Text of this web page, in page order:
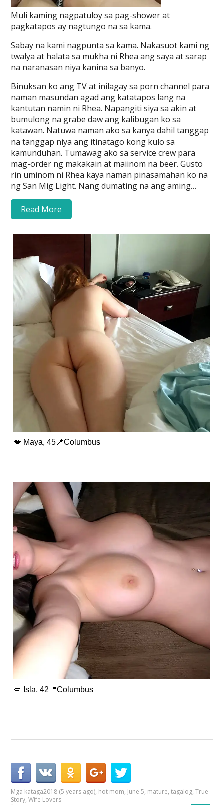
Muli kaming nagpatuloy sa pag-shower at
pagkatapos ay nagtungo na sa kama.
Sabay na kami nagpunta sa kama. Nakasuot kami ng
twalya at halata sa mukha ni Rhea ang saya at sarap
na naranasan niya kanina sa banyo.
Binuksan ko ang TV at inilagay sa porn channel para
naman masundan agad ang katatapos lang na
kantutan namin ni Rhea. Napangiti siya sa akin at
bumulong na grabe daw ang kalibugan ko sa
katawan. Natuwa naman ako sa kanya dahil tanggap
na tanggap niya ang itinatago kong kulo sa
kamunduhan. Tumawag ako sa service crew para
mag-order ng makakain at maiinom na beer. Gusto
rin uminom ni Rhea kaya naman pinasamahan ko na
ng San Mig Light. Nang dumating na ang aming…
Read More
💋 Maya, 45📍Columbus
💋 Isla, 42📍Columbus
Mga kataga2018 (5 years ago), hot mom, June 5, mature,tagalog,True
Story,Wife Lovers